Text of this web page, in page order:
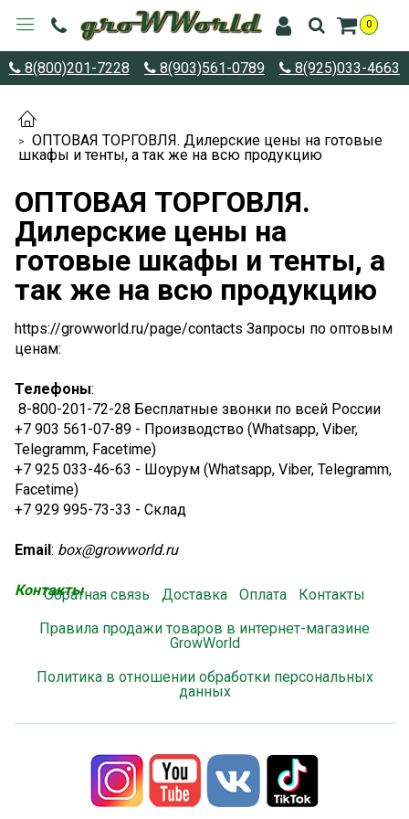
0
8(800)201-7228 8(903)561-0789 8(925)033-4663
ОПТОВАЯ ТОРГОВЛЯ. Дилерские цены на готовые
шкафы и тенты, а так же на всю продукцию
ОПТОВАЯ ТОРГОВЛЯ.
Дилерские цены на
готовые шкафы и тенты, а
так же на всю продукцию
https://growworld.ru/page/contacts Запросы по оптовым
ценам:
Телефоны:
8-800-201-72-28 Бесплатные звонки по всей России
+7 903 561-07-89 - Производство (Whatsapp, Viber,
Telegramm, Facetime)
+7 925 033-46-63 - Шоурум (Whatsapp, Viber, Telegramm,
Facetime)
+7 929 995-73-33 - Склад
Email: box@growworld.ru
Контакты
Обратная связь Доставка Оплата
Контакты
Правила продажи товаров в интернет-магазине
GrowWorld
Политика в отношении обработки персональных
данных